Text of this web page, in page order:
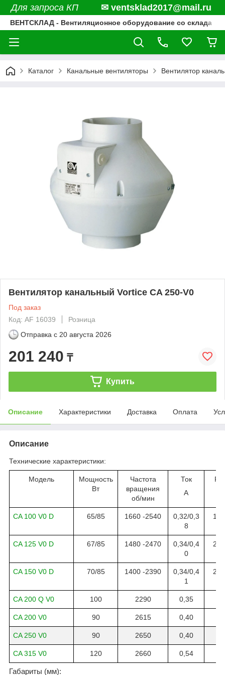
Для запроса КП ✉ ventsklad2017@mail.ru
ВЕНТСКЛАД - Вентиляционное оборудование со склада
Каталог Канальные вентиляторы Вентилятор
Вентилятор канальный Vortice CA 250-V0
Под заказ
Код: AF 16039
Розница
Отправка с 20 августа 2026
201 240 ₸
Купить
Описание Характеристики Доставка Оплата
Описание
Технические характеристики:
Модель
Мощность
Вт
Частота
вращения
об/мин
Ток
А
CA 100 V0 D 65/85 1660 -2540
0,32/0,3
8
CA 125 V0 D 67/85 1480 -2470
0,34/0,4
0
CA 150 V0 D 70/85 1400 -2390
0,34/0,4
1
CA 200 Q V0 100 2290 0,35
CA 200 V0 90 2615 0,40
CA 250 V0 90 2650 0,40
CA 315 V0 120 2660 0,54
Габариты (мм):